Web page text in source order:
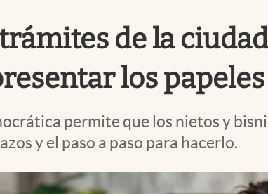
de la
los papeles
permite que los nietos y
y el paso a paso para hacerlo.